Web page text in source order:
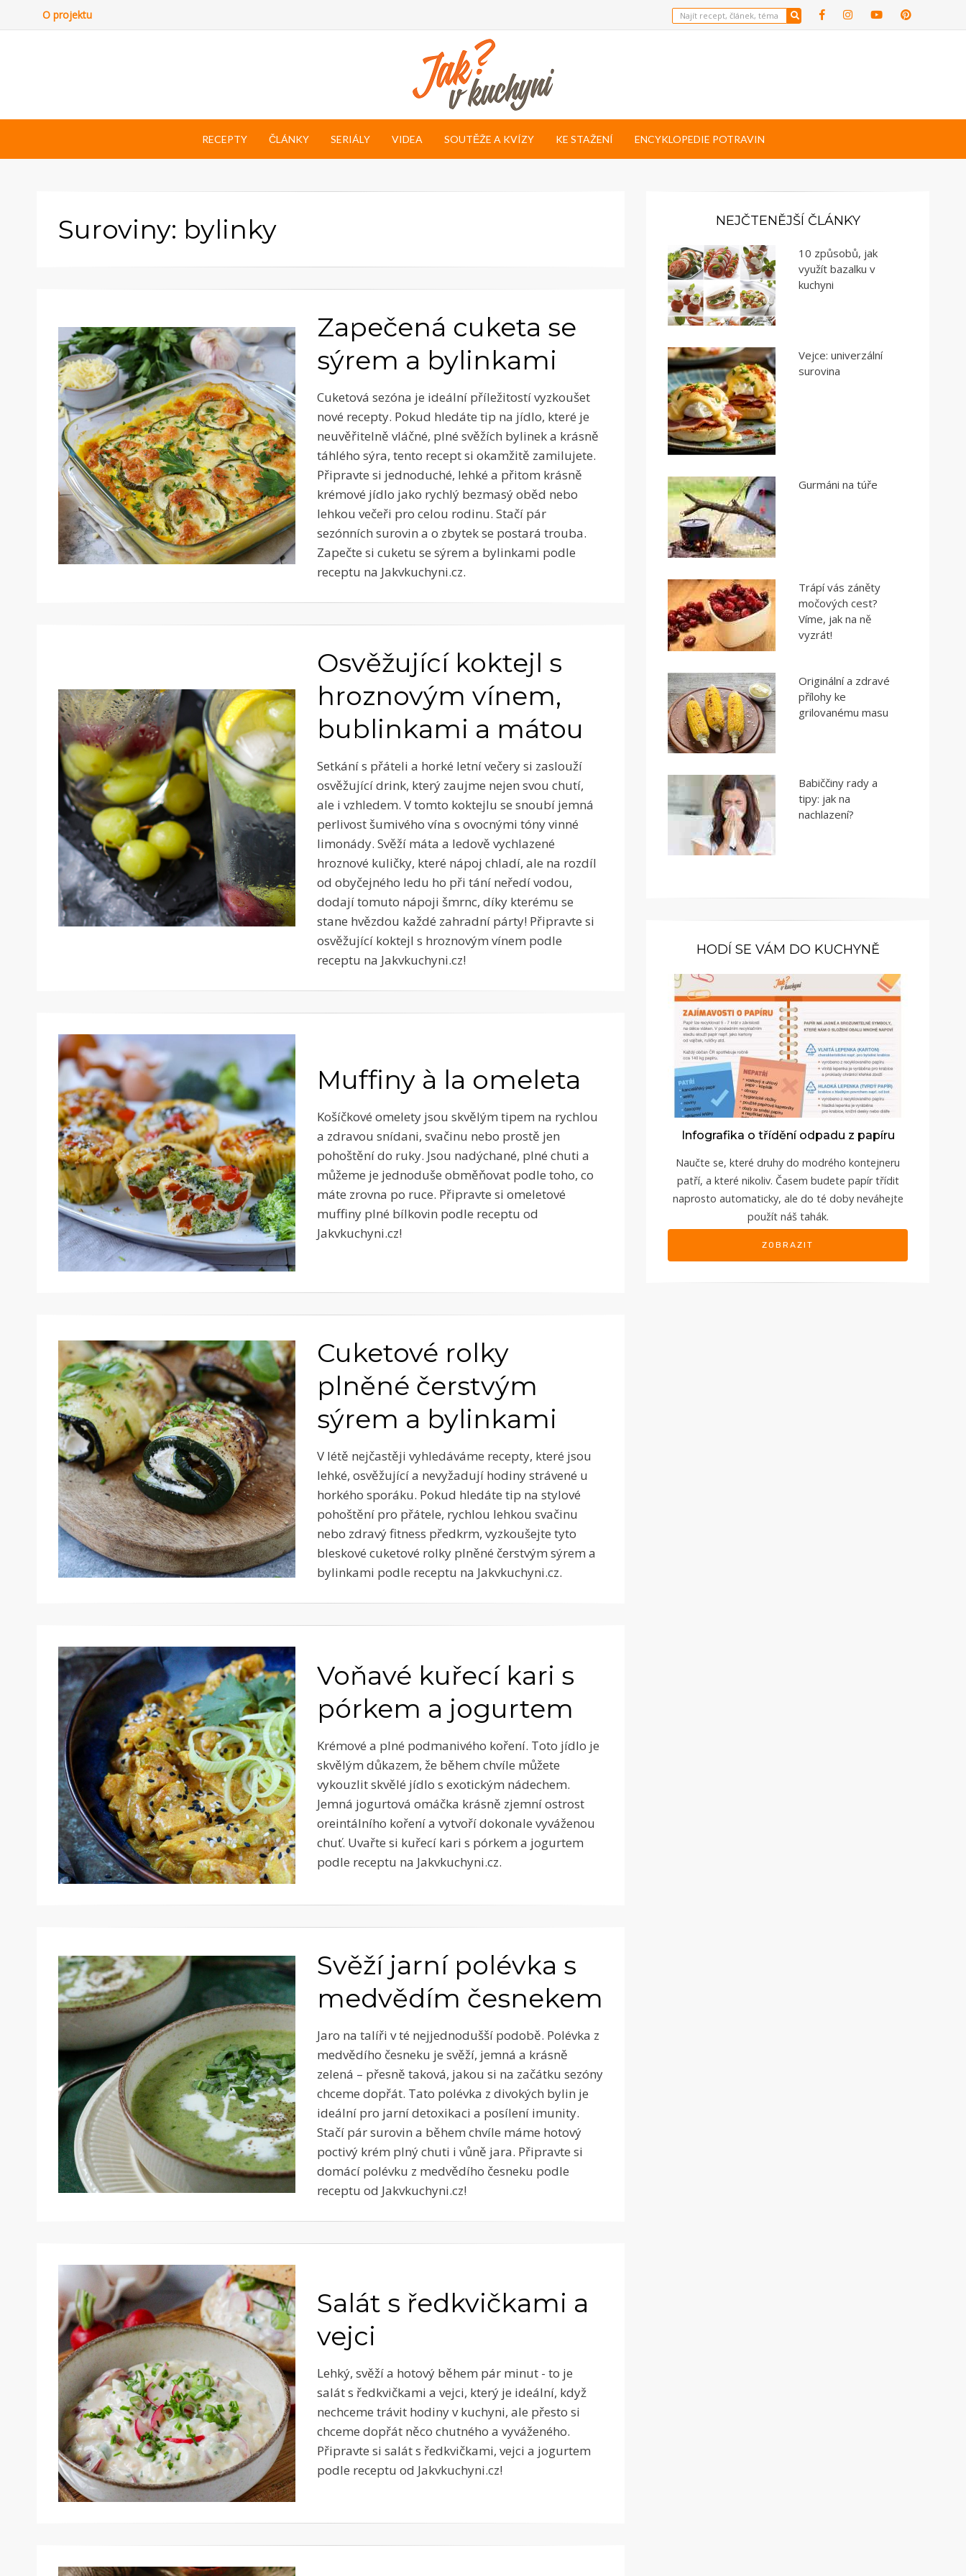
O projektu
RECEPTY ČLÁNKY SERIÁLY VIDEA SOUTĚŽE A KVÍZY KE STAŽENÍ ENCYKLOPEDIE POTRAVIN
Suroviny: bylinky
Zapečená cuketa se
sýrem a bylinkami
Cuketová sezóna je ideální příležitostí vyzkoušet
nové recepty. Pokud hledáte tip na jídlo, které je
neuvěřitelně vláčné, plné svěžích bylinek a krásně
táhlého sýra, tento recept si okamžitě zamilujete.
Připravte si jednoduché, lehké a přitom krásně
krémové jídlo jako rychlý bezmasý oběd nebo
lehkou večeři pro celou rodinu. Stačí pár
sezónních surovin a o zbytek se postará trouba.
Zapečte si cuketu se sýrem a bylinkami podle
receptu na Jakvkuchyni.cz.
Osvěžující koktejl s
hroznovým vínem,
bublinkami a mátou
Setkání s přáteli a horké letní večery si zaslouží
osvěžující drink, který zaujme nejen svou chutí,
ale i vzhledem. V tomto koktejlu se snoubí jemná
perlivost šumivého vína s ovocnými tóny vinné
limonády. Svěží máta a ledově vychlazené
hroznové kuličky, které nápoj chladí, ale na rozdíl
od obyčejného ledu ho při tání neředí vodou,
dodají tomuto nápoji šmrnc, díky kterému se
stane hvězdou každé zahradní párty! Připravte si
osvěžující koktejl s hroznovým vínem podle
receptu na Jakvkuchyni.cz!
Muffiny à la omeleta
Košíčkové omelety jsou skvělým tipem na rychlou
a zdravou snídani, svačinu nebo prostě jen
pohoštění do ruky. Jsou nadýchané, plné chuti a
můžeme je jednoduše obměňovat podle toho, co
máte zrovna po ruce. Připravte si omeletové
muffiny plné bílkovin podle receptu od
Jakvkuchyni.cz!
Cuketové rolky
plněné čerstvým
sýrem a bylinkami
V létě nejčastěji vyhledáváme recepty, které jsou
lehké, osvěžující a nevyžadují hodiny strávené u
horkého sporáku. Pokud hledáte tip na stylové
pohoštění pro přátele, rychlou lehkou svačinu
nebo zdravý fitness předkrm, vyzkoušejte tyto
bleskové cuketové rolky plněné čerstvým sýrem a
bylinkami podle receptu na Jakvkuchyni.cz.
Voňavé kuřecí kari s
pórkem a jogurtem
Krémové a plné podmanivého koření. Toto jídlo je
skvělým důkazem, že během chvíle můžete
vykouzlit skvělé jídlo s exotickým nádechem.
Jemná jogurtová omáčka krásně zjemní ostrost
oreintálního koření a vytvoří dokonale vyváženou
chuť. Uvařte si kuřecí kari s pórkem a jogurtem
podle receptu na Jakvkuchyni.cz.
Svěží jarní polévka s
medvědím česnekem
Jaro na talíři v té nejjednodušší podobě. Polévka z
medvědího česneku je svěží, jemná a krásně
zelená – přesně taková, jakou si na začátku sezóny
chceme dopřát. Tato polévka z divokých bylin je
ideální pro jarní detoxikaci a posílení imunity.
Stačí pár surovin a během chvíle máme hotový
poctivý krém plný chuti i vůně jara. Připravte si
domácí polévku z medvědího česneku podle
receptu od Jakvkuchyni.cz!
Salát s ředkvičkami a
vejci
Lehký, svěží a hotový během pár minut - to je
salát s ředkvičkami a vejci, který je ideální, když
nechceme trávit hodiny v kuchyni, ale přesto si
chceme dopřát něco chutného a vyváženého.
Připravte si salát s ředkvičkami, vejci a jogurtem
podle receptu od Jakvkuchyni.cz!
NEJČTENĚJŠÍ ČLÁNKY
10 způsobů, jak
využít bazalku v
kuchyni
Vejce: univerzální
surovina
Gurmáni na túře
Trápí vás záněty
močových cest?
Víme, jak na ně
vyzrát!
Originální a zdravé
přílohy ke
grilovanému masu
Babiččiny rady a
tipy: jak na
nachlazení?
HODÍ SE VÁM DO KUCHYNĚ
Infografika o třídění odpadu z papíru
Naučte se, které druhy do modrého kontejneru
patří, a které nikoliv. Časem budete papír třídit
naprosto automaticky, ale do té doby neváhejte
použít náš tahák.
ZOBRAZIT